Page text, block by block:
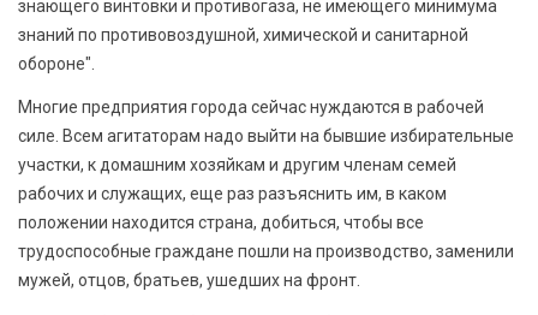
знающего винтовки и противогаза, не имеющего минимума
знаний по противовоздушной, химической и санитарной
обороне".
Многие предприятия города сейчас нуждаются в рабочей
силе. Всем агитаторам надо выйти на бывшие избирательные
участки, к домашним хозяйкам и другим членам семей
рабочих и служащих, еще раз разъяснить им, в каком
положении находится страна, добиться, чтобы все
трудоспособные граждане пошли на производство, заменили
мужей, отцов, братьев, ушедших на фронт.